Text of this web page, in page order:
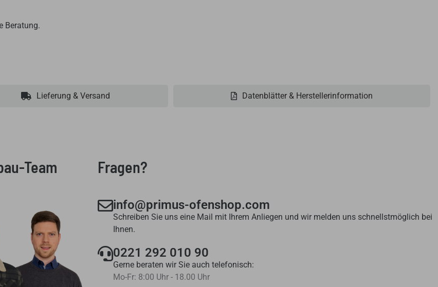
Beratung.
Lieferung & Versand Datenblätter & Herstellerinformation
Team Fragen?
info@primus-ofenshop.com
Schreiben Sie uns eine Mail mit Ihrem Anliegen und wir melden uns schnellstmöglich bei
Ihnen.
0221 292 010 90
Gerne beraten wir Sie auch telefonisch:
Mo-Fr: 8:00 Uhr - 18.00 Uhr